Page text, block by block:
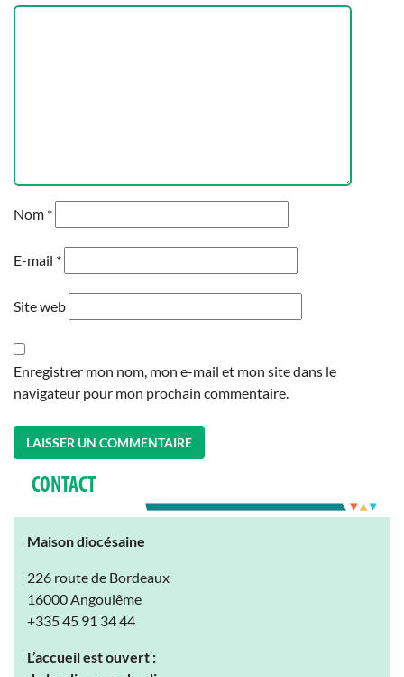
Nom *
E-mail *
Site web
Enregistrer mon nom, mon e-mail et mon site dans le
navigateur pour mon prochain commentaire.
CONTACT
Maison diocésaine
226 route de Bordeaux
16000 Angoulême
+335 45 91 34 44
L’accueil est ouvert :